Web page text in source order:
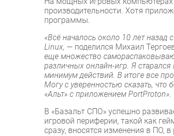
производительности. Хотя
программы.
«Всё началось около 10 лет
Linux, — поделился Михаил
еще множество
различных онлайн-игр. Я
минимум действий. В итоге все
Могу с уверенностью сказать, что
«Альт» с приложением PortProton».
В «Базальт СПО» успешно
игровой периферии, такой как
сразу, вносятся изменения в ПО,